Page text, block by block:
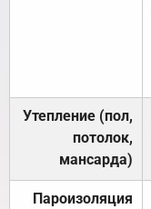
Утепление (пол,
потолок,
мансарда)
Пароизоляция